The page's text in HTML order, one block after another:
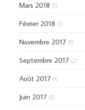
Mars 2018 (1)
Février 2018 (1)
Novembre 2017 (1)
Septembre 2017 (2)
Août 2017 (1)
Juin 2017 (1)